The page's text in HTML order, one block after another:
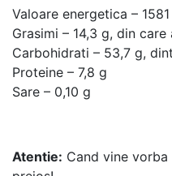
Valoare energetica –
Grasimi – 14,3 g, din
Carbohidrati – 53,7 g,
Proteine – 7,8 g
Sare – 0,10 g
Atentie: Cand vine vorba